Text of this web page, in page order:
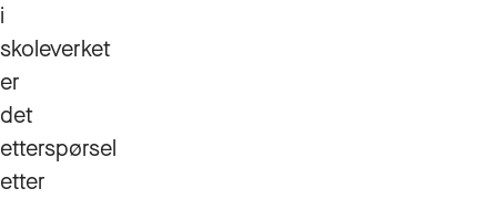
i
skoleverket
er
det
etterspørsel
etter